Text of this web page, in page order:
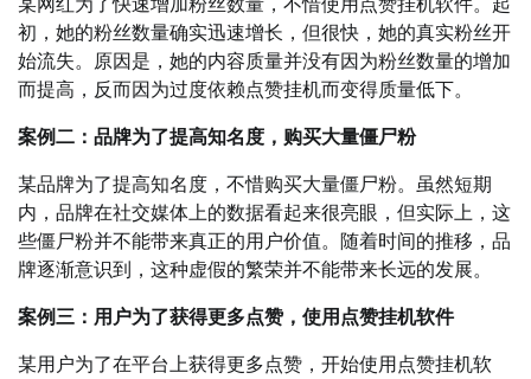
初，她的粉丝数量确实迅速增长，但很快，她的真实粉丝开
始流失。原因是，她的内容质量并没有因为粉丝数量的增加
而提高，反而因为过度依赖点赞挂机而变得质量低下。
案例二：品牌为了提高知名度，购买大量僵尸粉
某品牌为了提高知名度，不惜购买大量僵尸粉。虽然短期
内，品牌在社交媒体上的数据看起来很亮眼，但实际上，这
些僵尸粉并不能带来真正的用户价值。随着时间的推移，品
牌逐渐意识到，这种虚假的繁荣并不能带来长远的发展。
案例三：用户为了获得更多点赞，使用点赞挂机软件
某用户为了在平台上获得更多点赞，开始使用点赞挂机软